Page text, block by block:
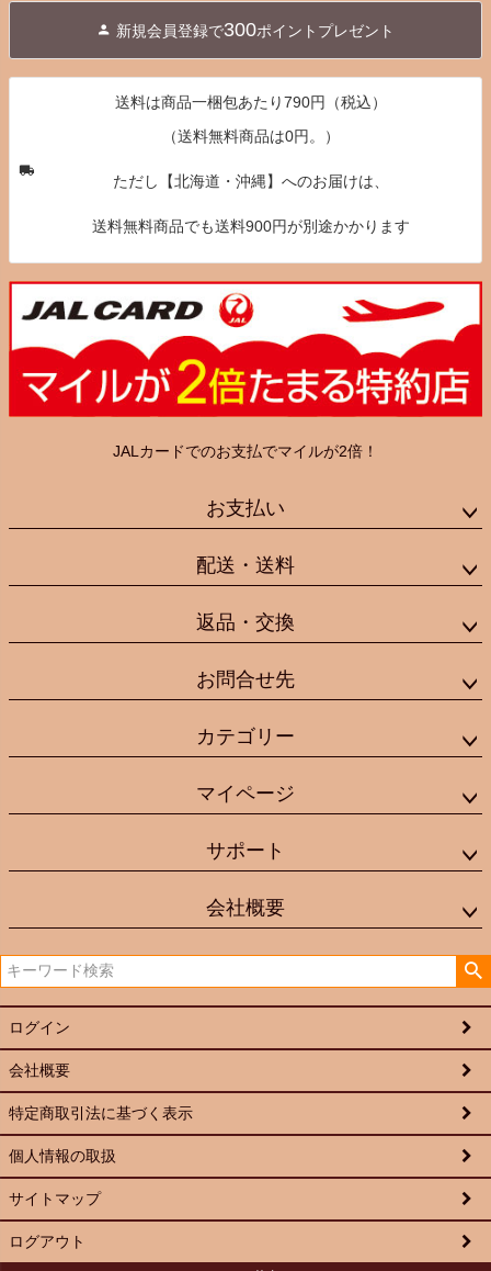
へ
新規会員登録で300ポイントプレゼント
送料は商品一梱包あたり790円（税込）
（送料無料商品は0円。）
ただし【北海道・沖縄】へのお届けは、
送料無料商品でも送料900円が別途かかります
JALカードでのお支払でマイルが2倍！
お支払い
配送・送料
返品・交換
お問合せ先
カテゴリー
マイページ
サポート
会社概要
ログイン
会社概要
特定商取引法に基づく表示
個人情報の取扱
サイトマップ
ログアウト